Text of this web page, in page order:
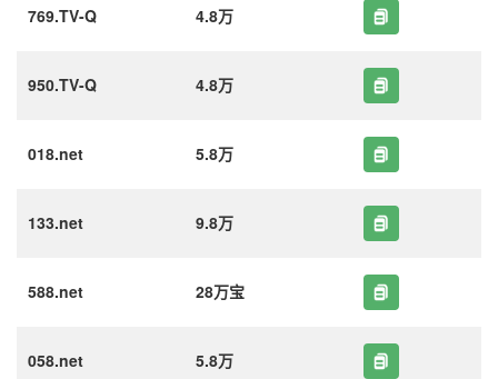
769.TV-Q 4.8万
950.TV-Q 4.8万
018.net 5.8万
133.net 9.8万
588.net 28万宝
058.net 5.8万